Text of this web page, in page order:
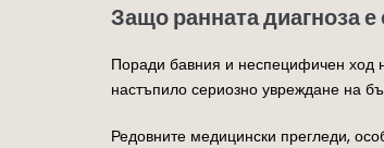
Защо ранната диагноза
Поради бавния и неспецифичен ход
настъпило сериозно увреждане на
Редовните медицински прегледи,